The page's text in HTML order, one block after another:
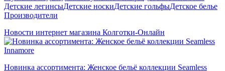
Детские легинсыДетские носкиДетские гольфыДетское белье
Производители
Новости интернет магазина Колготки-Онлайн
Новинка ассортимента: Женское бельё коллекции Seamless